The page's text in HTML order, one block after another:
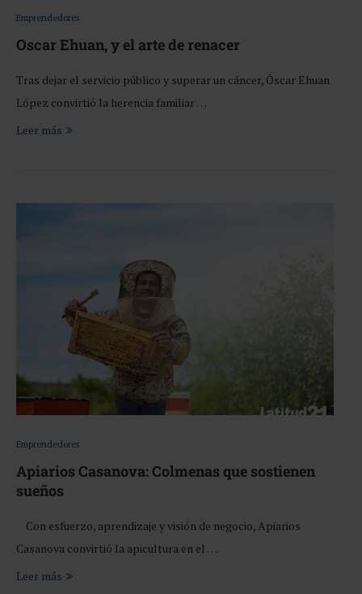
Emprendedores
Oscar Ehuan, y el arte de renacer
Tras dejar el servicio público y superar un cáncer, Óscar Ehuan
López convirtió la herencia familiar …
Leer más
Emprendedores
Apiarios Casanova: Colmenas que sostienen
sueños
Con esfuerzo, aprendizaje y visión de negocio, Apiarios
Casanova convirtió la apicultura en el …
Leer más